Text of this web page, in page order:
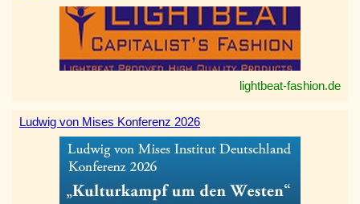
lightbeat-fashion.de
Ludwig von Mises Konferenz 2026